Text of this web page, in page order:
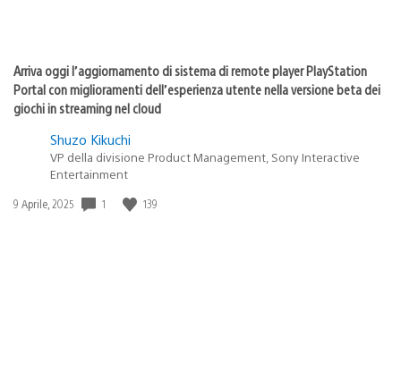
Arriva oggi l’aggiornamento di sistema di remote player PlayStation
Portal con miglioramenti dell’esperienza utente nella versione beta dei
giochi in streaming nel cloud
Shuzo Kikuchi
VP della divisione Product Management, Sony Interactive
Entertainment
Data
9 Aprile, 2025 1 139